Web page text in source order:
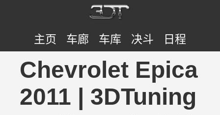
主页 车廊 车库 决斗 日程
Chevrolet Epica
2011 | 3DTuning